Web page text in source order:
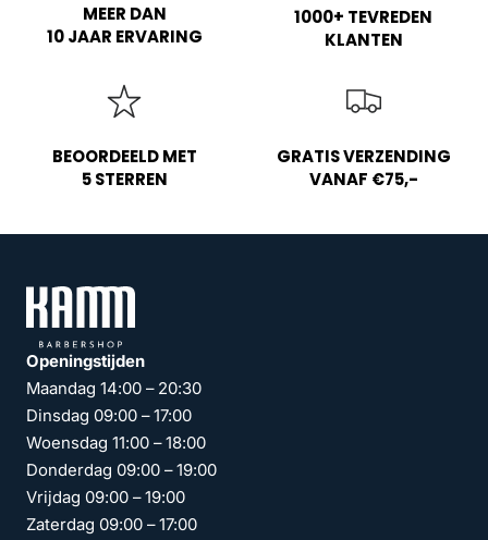
MEER DAN
10 JAAR ERVARING
1000+ TEVREDEN
KLANTEN
BEOORDEELD MET
5 STERREN
GRATIS VERZENDING
VANAF €75,-
Openingstijden
Maandag 14:00 – 20:30
Dinsdag 09:00 – 17:00
Woensdag 11:00 – 18:00
Donderdag 09:00 – 19:00
Vrijdag 09:00 – 19:00
Zaterdag 09:00 – 17:00